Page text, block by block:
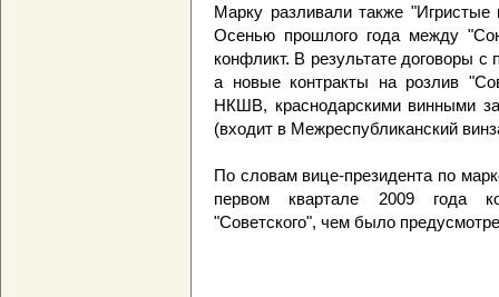
Марку разливали также
Осенью прошлого года между
конфликт. В результате договоры
а новые контракты на розлив
НКШВ, краснодарскими винными
(входит в Межреспубликанский
По словам вице-президента по
первом квартале 2009 года
"Советского", чем было